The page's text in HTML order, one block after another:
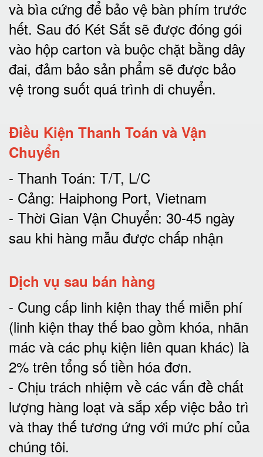
và bìa cứng để bảo vệ bàn phím trước
hết. Sau đó Két Sắt sẽ được đóng gói
vào hộp carton và buộc chặt bằng dây
đai, đảm bảo sản phẩm sẽ được bảo
vệ trong suốt quá trình di chuyển.
Điều Kiện Thanh Toán và Vận
Chuyển
- Thanh Toán: T/T, L/C
- Cảng: Haiphong Port, Vietnam
- Thời Gian Vận Chuyển: 30-45 ngày
sau khi hàng mẫu được chấp nhận
Dịch vụ sau bán hàng
- Cung cấp linh kiện thay thế miễn phí
(linh kiện thay thế bao gồm khóa, nhãn
mác và các phụ kiện liên quan khác) là
2% trên tổng số tiền hóa đơn.
- Chịu trách nhiệm về các vấn đề chất
lượng hàng loạt và sắp xếp việc bảo trì
và thay thế tương ứng với mức phí của
chúng tôi.